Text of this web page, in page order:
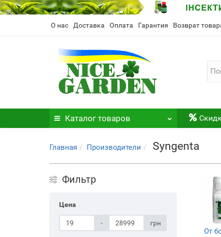
О нас Доставка Оплата Гарантия Возврат
Каталог товаров
Главная Производители Syngenta
Фильтр
Цена
- грн
От